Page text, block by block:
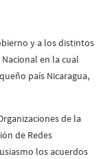
y a los distintos
en la cual
país Nicaragua,
de la
de Redes
los acuerdos